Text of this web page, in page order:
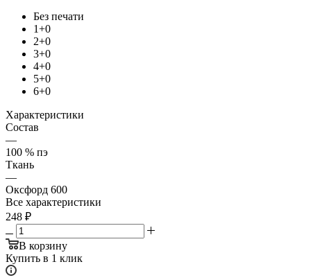
Без печати
1+0
2+0
3+0
4+0
5+0
6+0
Характеристики
Состав
—
100 % пэ
Ткань
—
Оксфорд 600
Все характеристики
248 ₽
В корзину
Купить в 1 клик